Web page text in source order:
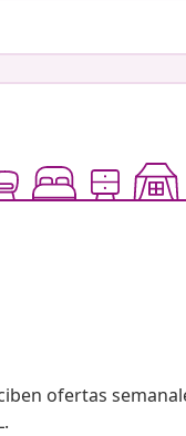
ofertas